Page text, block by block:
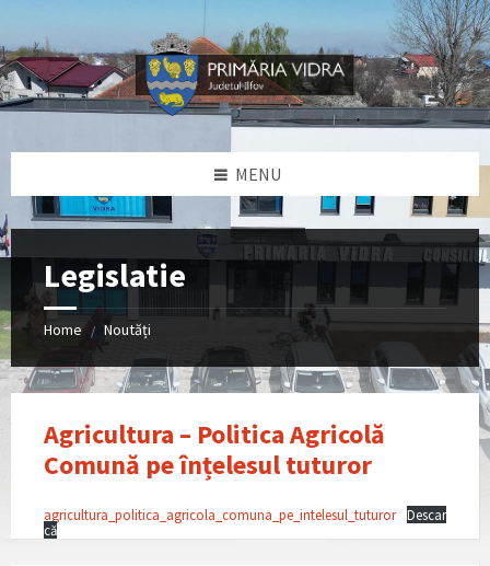
content
left
sidebar
right
sidebar
footer
MENU
Legislatie
Home / Noutăți
Agricultura – Politica Agricolă
Comună pe înțelesul tuturor
agricultura_politica_agricola_comuna_pe_intelesul_tuturor
Descar
că